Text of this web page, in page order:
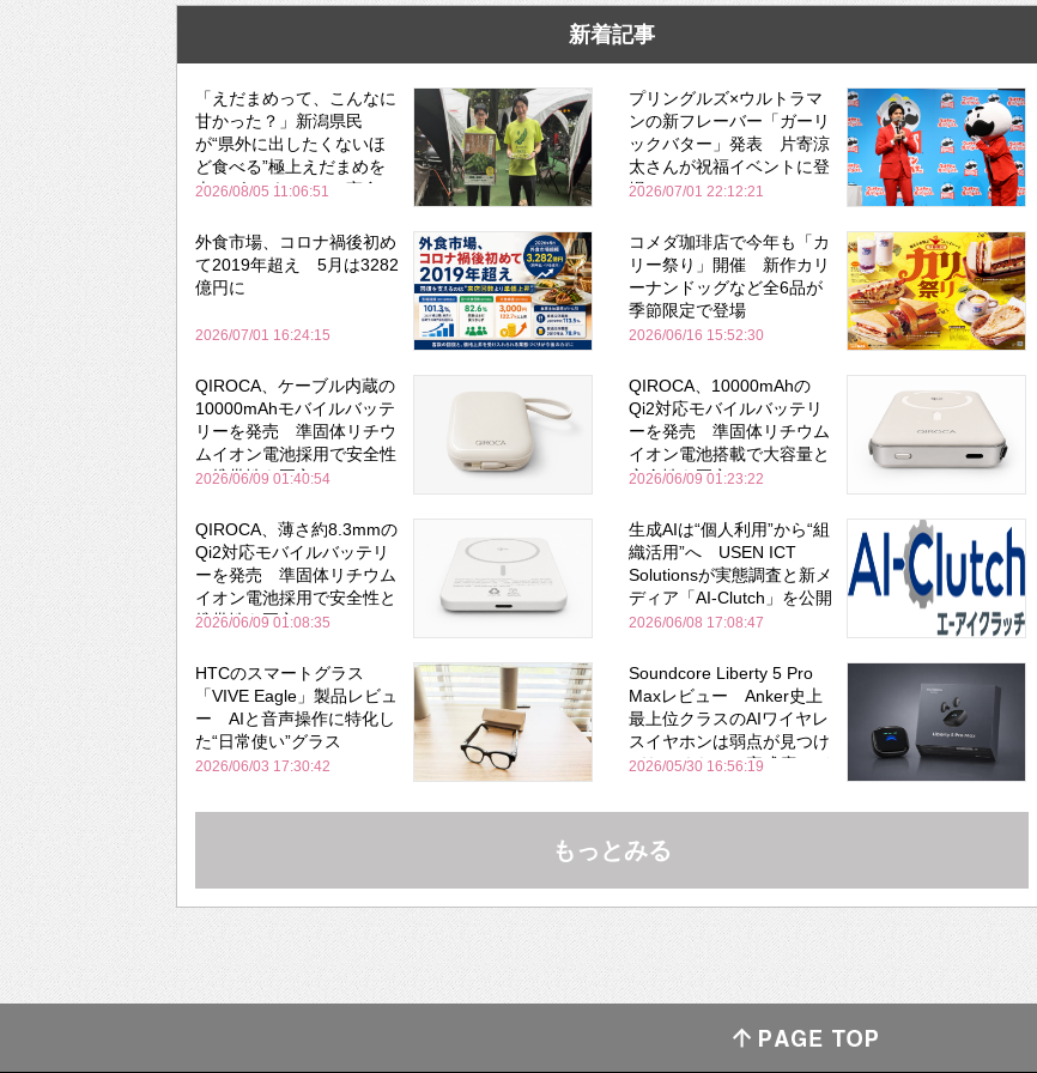
新着記事
「えだまめって、こんなに
甘かった？」新潟県民
が“県外に出したくないほ
ど食べる”極上えだまめを
森のビアガーデンで実食
2026/08/05 11:06:51
プリングルズ×ウルトラマ
ンの新フレーバー「ガーリ
ックバター」発表 片寄涼
太さんが祝福イベントに登
場
2026/07/01 22:12:21
外食市場、コロナ禍後初め
て2019年超え 5月は3282
億円に
2026/07/01 16:24:15
コメダ珈琲店で今年も「カ
リー祭り」開催 新作カリ
ーナンドッグなど全6品が
季節限定で登場
2026/06/16 15:52:30
QIROCA、ケーブル内蔵の
10000mAhモバイルバッテ
リーを発売 準固体リチウ
ムイオン電池採用で安全性
と携帯性を両立
2026/06/09 01:40:54
QIROCA、10000mAhの
Qi2対応モバイルバッテリ
ーを発売 準固体リチウム
イオン電池搭載で大容量と
安全性を両立
2026/06/09 01:23:22
QIROCA、薄さ約8.3mmの
Qi2対応モバイルバッテリ
ーを発売 準固体リチウム
イオン電池採用で安全性と
携帯性を両立
2026/06/09 01:08:35
生成AIは“個人利用”から“組
織活用”へ USEN ICT
Solutionsが実態調査と新メ
ディア「AI-Clutch」を公開
2026/06/08 17:08:47
HTCのスマートグラス
「VIVE Eagle」製品レビュ
ー AIと音声操作に特化し
た“日常使い”グラス
2026/06/03 17:30:42
Soundcore Liberty 5 Pro
Maxレビュー Anker史上
最上位クラスのAIワイヤレ
スイヤホンは弱点が見つけ
づらいくらいの完成度にび
Bose並み
2026/05/30 16:56:19
もっとみる